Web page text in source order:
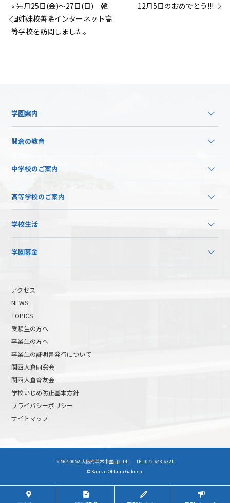
高校受験について
中学受験について
高等学校受験イベント
中学校受験イベント
« 先月25日(金)～27日(日) 韓
国姉妹校善隣インターネット高
等学校を訪問しました。
12月5日のおめでとう!!! »
学園案内
関倉の教育
中学校のご案内
高等学校のご案内
学校生活
学園募金
アクセス
NEWS
TOPICS
受験生の方へ
卒業生の方へ
卒業生の証明書発行について
関西大倉同窓会
関西大倉育友会
学校いじめ防止基本方針
プライバシーポリシー
サイトマップ
〒567-0052 大阪府茨木市室山2-14-1 TEL:072-643-6321
© Kansai Ohkura Gakuen.